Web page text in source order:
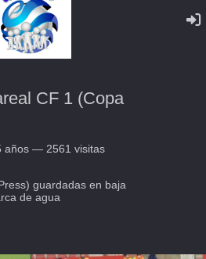
CF 1 (Copa
años — 2561 visitas
guardadas en baja
de agua